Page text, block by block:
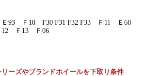
93 Ｆ10 F30 F31 F32 F33 Ｆ11 Ｅ60
Ｆ13 Ｆ06
ーズやブランドホイールを下取り条件